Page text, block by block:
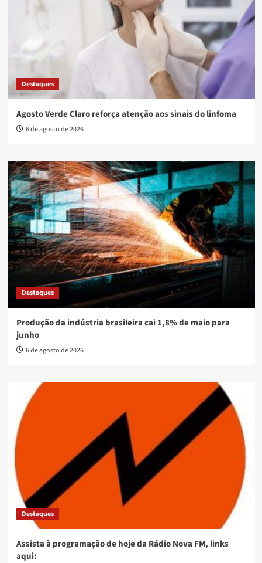
Destaques
Agosto Verde Claro reforça atenção aos sinais do linfoma
6 de agosto de 2026
Destaques
Produção da indústria brasileira cai 1,8% de maio para
junho
6 de agosto de 2026
Destaques
Assista à programação de hoje da Rádio Nova FM, links
aqui: